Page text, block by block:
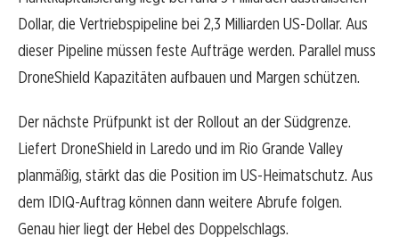
Dollar, die Vertriebspipeline bei 2,3 Milliarden US-Dollar. Aus
dieser Pipeline müssen feste Aufträge werden. Parallel muss
DroneShield Kapazitäten aufbauen und Margen schützen.
Der nächste Prüfpunkt ist der Rollout an der Südgrenze.
Liefert DroneShield in Laredo und im Rio Grande Valley
planmäßig, stärkt das die Position im US-Heimatschutz. Aus
dem IDIQ-Auftrag können dann weitere Abrufe folgen.
Genau hier liegt der Hebel des Doppelschlags.